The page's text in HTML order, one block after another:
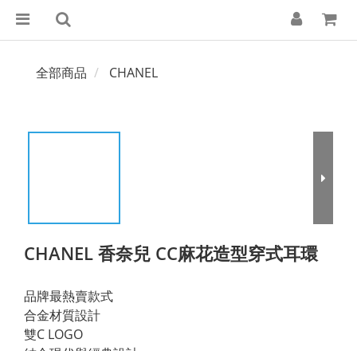
全部商品 CHANEL
CHANEL 香奈兒 CC麻花造型穿式耳環
品牌最熱賣款式
合金材質設計
雙C LOGO